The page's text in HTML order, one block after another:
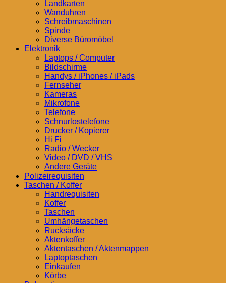
Landkarten
Wanduhren
Schreibmaschinen
Spinde
Diverse Büromöbel
Elektronik
Laptops / Computer
Bildschirme
Handys / iPhones / iPads
Fernseher
Kameras
Mikrofone
Telefone
Schnurlostelefone
Drucker / Kopierer
Hi Fi
Radio / Wecker
Video / DVD / VHS
Andere Geräte
Polizeirequisiten
Taschen / Koffer
Handrequisiten
Koffer
Taschen
Umhängetaschen
Rucksäcke
Aktenkoffer
Aktentaschen / Aktenmappen
Laptoptaschen
Einkaufen
Körbe